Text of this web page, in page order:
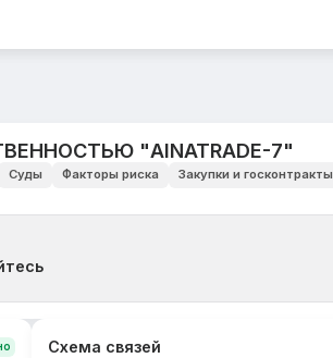
"AINATRADE-7"
Суды Факторы риска Закупки и госконтракты
Схема связей